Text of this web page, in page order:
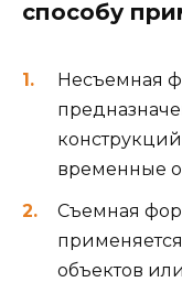
способу
Несъемная
временные
Съемная
объектов